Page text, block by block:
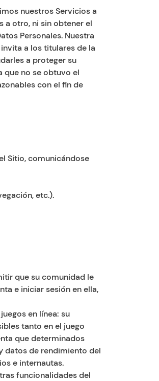
nuestros Servicios a
a otro, ni sin obtener el
Personales. Nuestra
a los titulares de la
a proteger su
que no se obtuvo el
con el fin de
Sitio, comunicándose
etc.).
que su comunidad le
e iniciar sesión en ella,
en línea: su
tanto en el juego
que determinados
datos de rendimiento del
e internautas.
funcionalidades del